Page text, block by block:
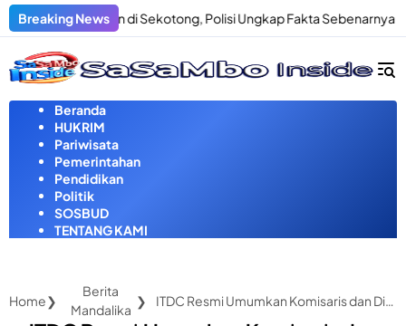
Langsung
ke
Breaking Newsdi Sekotong, Polisi Ungkap Fakta Sebenarnya
Beranda
HUKRIM
Pariwisata
Pemerintahan
Pendidikan
Politik
SOSBUD
TENTANG KAMI
Home
Berita
Mandalika